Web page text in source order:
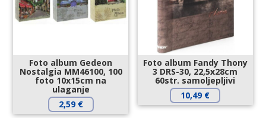
Foto album Gedeon
Nostalgia MM46100, 100
foto 10x15cm na
ulaganje
2,59 €
Foto album Fandy Thony
3 DRS-30, 22,5x28cm
60str. samoljepljivi
10,49 €